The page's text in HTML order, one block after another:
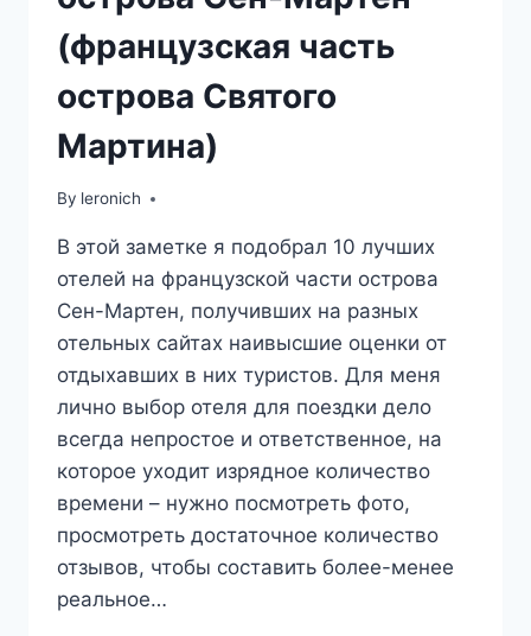
(французская часть
острова Святого
Мартина)
By leronich
В этой заметке я подобрал 10 лучших
отелей на французской части острова
Сен-Мартен, получивших на разных
отельных сайтах наивысшие оценки от
отдыхавших в них туристов. Для меня
лично выбор отеля для поездки дело
всегда непростое и ответственное, на
которое уходит изрядное количество
времени – нужно посмотреть фото,
просмотреть достаточное количество
отзывов, чтобы составить более-менее
реальное…